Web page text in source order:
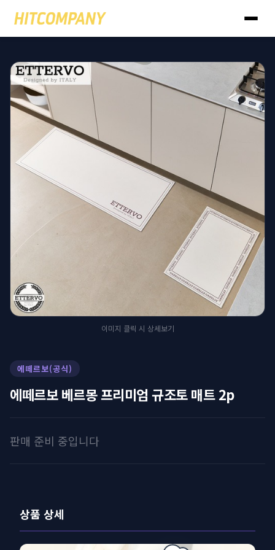
이미지 클릭 시 상세보기
에떼르보(공식)
에떼르보 베르몽 프리미엄 규조토 매트 2p
판매 준비 중입니다
상품 상세